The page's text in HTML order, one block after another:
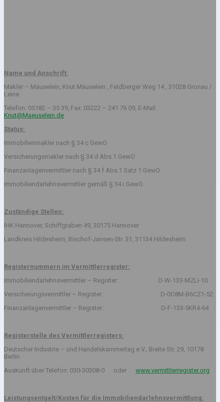
Name und Anschrift:
Makler – Mäuselein, Knut Mäuselein , Feldberger Weg 14 , 31028 Gronau /
Leine
Telefon: 05182 – 35 39, Fax: 03222 – 241 76 09, E-Mail:
Knut@Maeuselein.de
Status:
Immobilienmakler nach § 34 c GewO
Versicherungsmakler nach § 34 d Abs.1 GewO
Finanzanlagenvermittler nach § 34 f Abs.1 Satz 1 GewO
Immobiliendarlehnsvermittler gemäß § 34 i GewO
Zuständige Stellen:
IHK Hannover, Schiffgraben 49, 30175 Hannover
Landkreis Hildesheim, Bischof-Jansen-Str. 31, 31134 Hildesheim
Registernummern im Vermittlerregister:
Immobiliendarlehnsvermittler – Register: D-W-133-MZLI-10
Versicherungsvermittler – Register: D-0O8M-B6CZ1-52
Finanzanlagenvermittler – Register: D-F-133-5KR4-64
Registerstelle des Vermittlerregisters:
Deutscher Industrie – und Handelskammertag e.V., Breite Str. 29, 10178
Berlin
Auskunft über Telefon: 030-30308-0 oder www.vermittlerregister.org
Leistungsentgelt/Kosten für die Immobiliendarlehnsvermittlung: